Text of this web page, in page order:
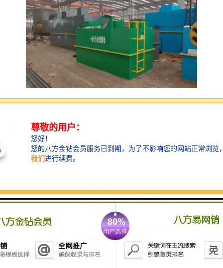
施产生的污水，以保护环境和维护生态平衡。常见的污
水处理设备包括：
1. **生物处理设备**：利用微生物分解污水中的有机
合小型或中型旅游景区，使用方便，可模块化安装。
3. **膜处理设备**：利用膜分离技术去除污水中的细
菌、病毒和其他污染物，水质较高。
4. **化学处理设备**：通过投加化学药剂，促进污水中
的有害物质沉淀或氧化，常用于处理特定类型的污水。